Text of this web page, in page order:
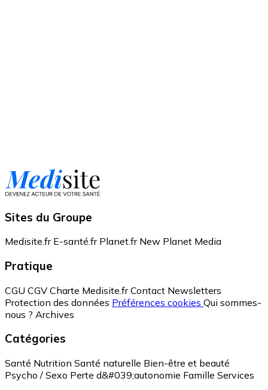
Sites du Groupe
Medisite.fr E-santé.fr Planet.fr New Planet Media
Pratique
CGU CGV Charte Medisite.fr Contact Newsletters
Protection des données Préférences cookies Qui sommes-
nous ? Archives
Catégories
Santé Nutrition Santé naturelle Bien-être et beauté
Psycho / Sexo Perte d&#039;autonomie Famille Services